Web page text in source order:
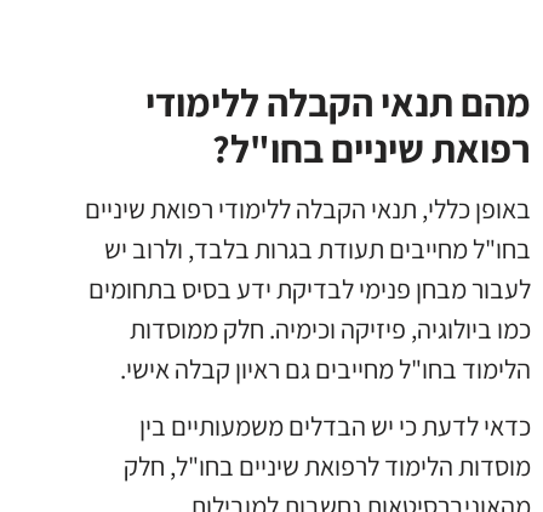
מהם תנאי הקבלה ללימודי
רפואת שיניים בחו"ל?
באופן כללי, תנאי הקבלה ללימודי רפואת שיניים
בחו"ל מחייבים תעודת בגרות בלבד, ולרוב יש
לעבור מבחן פנימי לבדיקת ידע בסיס בתחומים
כמו ביולוגיה, פיזיקה וכימיה. חלק ממוסדות
הלימוד בחו"ל מחייבים גם ראיון קבלה אישי.
כדאי לדעת כי יש הבדלים משמעותיים בין
מוסדות הלימוד לרפואת שיניים בחו"ל, חלק